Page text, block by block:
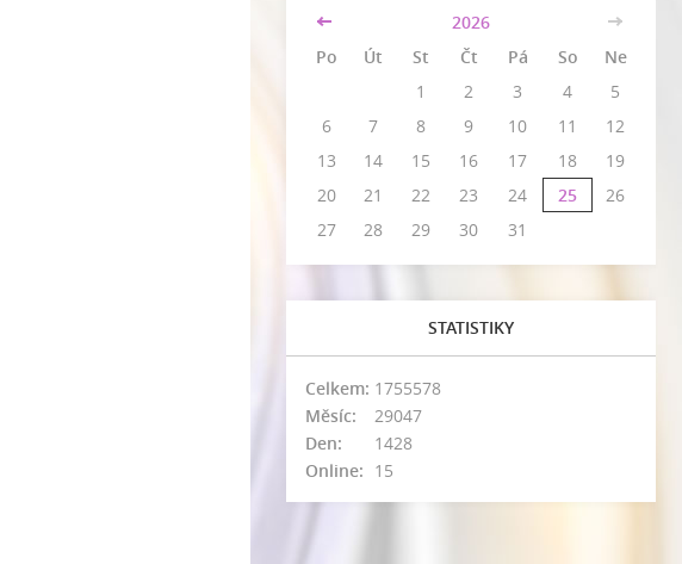
<<
2026
>>
Po
Út St Čt Pá So
Ne
1
2 3 4
5
6
7 8 9 10 11
12
13
14 15 16 17 18
19
20
21 22 23 24 25
26
27
28 29 30 31
STATISTIKY
Online: 15
Celkem: 1755578
Měsíc:
29047
Den:
1428